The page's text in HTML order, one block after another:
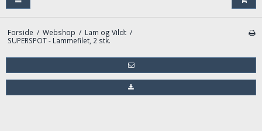
Forside / Webshop / Lam og Vildt /
SUPERSPOT - Lammefilet, 2 stk.